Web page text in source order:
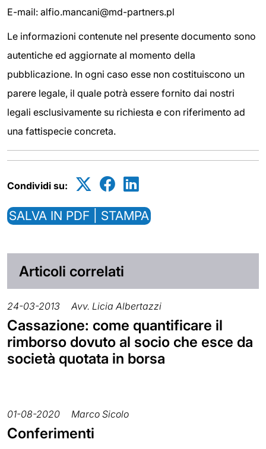
E-mail: alfio.mancani@md-partners.pl
Le informazioni contenute nel presente documento sono
autentiche ed aggiornate al momento della
pubblicazione. In ogni caso esse non costituiscono un
parere legale, il quale potrà essere fornito dai nostri
legali esclusivamente su richiesta e con riferimento ad
una fattispecie concreta.
Condividi su:
SALVA IN PDF | STAMPA
Articoli correlati
24-03-2013 Avv. Licia Albertazzi
Cassazione: come quantificare il
rimborso dovuto al socio che esce da
società quotata in borsa
01-08-2020 Marco Sicolo
Conferimenti